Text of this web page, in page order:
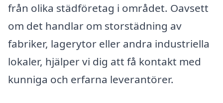
från olika städföretag i området. Oavsett
om det handlar om storstädning av
fabriker, lagerytor eller andra industriella
lokaler, hjälper vi dig att få kontakt med
kunniga och erfarna leverantörer.